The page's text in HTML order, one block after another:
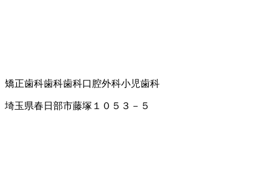
矯正歯科歯科歯科口腔外科小児歯科
埼玉県春日部市藤塚１０５３－５